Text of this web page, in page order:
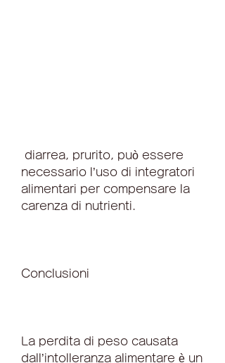
necessario l’uso di integratori
alimentari per compensare la
carenza di nutrienti.
Conclusioni
La perdita di peso causata
dall’intolleranza alimentare è un